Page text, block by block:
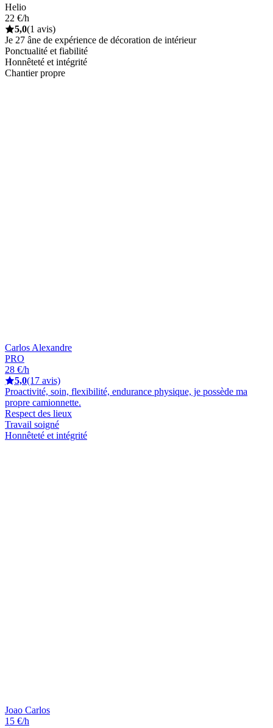
Helio
22 €/h
5,0(1 avis)
Je 27 âne de expérience de décoration de intérieur
Ponctualité et fiabilité
Honnêteté et intégrité
Chantier propre
Carlos Alexandre
PRO
28 €/h
5,0(17 avis)
Proactivité, soin, flexibilité, endurance physique, je possède ma
propre camionnette.
Respect des lieux
Travail soigné
Honnêteté et intégrité
Joao Carlos
15 €/h